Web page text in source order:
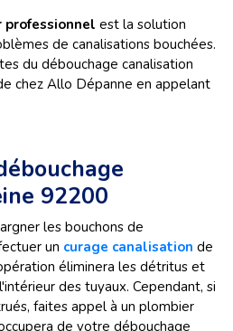
professionnel est la solution
de canalisations bouchées.
du débouchage canalisation
chez Allo Dépanne en appelant
92200
les bouchons de
un curage canalisation de
éliminera les détritus et
des tuyaux. Cependant, si
faites appel à un plombier
de votre débouchage